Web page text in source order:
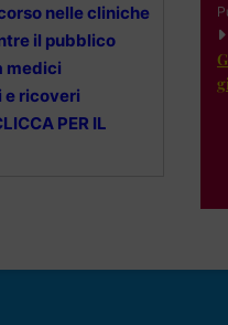
nelle cliniche
il pubblico
medici
e ricoveri
PER IL